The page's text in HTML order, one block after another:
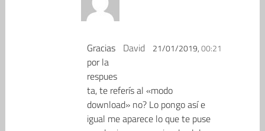
David 21/01/2019,00:21
Gracias
por la
respues
ta, te referís al «modo
download» no? Lo pongo así e
igual me aparece lo que te puse